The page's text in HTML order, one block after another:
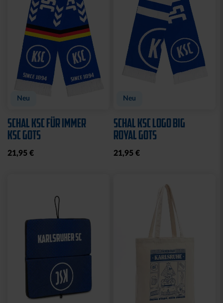
Neu
SCHAL KSC FÜR IMMER
KSC GOTS
21,95 €
Neu
SCHAL KSC LOGO BIG
ROYAL GOTS
21,95 €